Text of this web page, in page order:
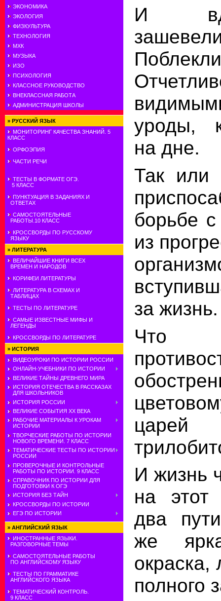
ЭКОНОМИКА
ЭКОЛОГИЯ
ФИЗКУЛЬТУРА
ТЕХНОЛОГИЯ
МХК
МУЗЫКА
ИЗО
ПСИХОЛОГИЯ
КЛАССНОЕ РУКОВОДСТВО
ВНЕКЛАССНАЯ РАБОТА
АДМИНИСТРАЦИЯ ШКОЛЫ
» РУССКИЙ ЯЗЫК
МОНИТОРИНГ КАЧЕСТВА ЗНАНИЙ. 5
КЛАСС
ОРФОЭПИЯ
ЧАСТИ РЕЧИ
ТЕСТЫ В ФОРМАТЕ ОГЭ.
5 КЛАСС
ПУНКТУАЦИЯ В ЗАДАНИЯХ И
ОТВЕТАХ
САМОСТОЯТЕЛЬНЫЕ
РАБОТЫ.10 КЛАСС
КРОССВОРДЫ ПО РУССКОМУ
ЯЗЫКУ
» ЛИТЕРАТУРА
ВЕЛИЧАЙШИЕ КНИГИ ВСЕХ
ВРЕМЕН И НАРОДОВ
КОРИФЕИ ЛИТЕРАТУРЫ
ЛИТЕРАТУРА В СХЕМАХ И
ТАБЛИЦАХ
ТЕСТЫ ПО ЛИТЕРАТУРЕ
САМЫЕ ИЗВЕСТНЫЕ МИФЫ И
ЛЕГЕНДЫ
КРОССВОРДЫ ПО ЛИТЕРАТУРЕ
» ИСТОРИЯ
ВИДЕОУРОКИ ПО ИСТОРИИ РОССИИ
ОНЛАЙН-УЧЕБНИКИ ПО ИСТОРИИ
ВЕЛИКИЕ ТАЙНЫ ДРЕВНЕГО МИРА
ИСТОРИЯ ОТЕЧЕСТВА В РАССКАЗАХ
ДЛЯ ШКОЛЬНИКОВ
ИСТОРИЯ РОССИИ
ВЕЛИКИЕ СОБЫТИЯ ХХ ВЕКА
РАБОЧИЕ МАТЕРИАЛЫ К УРОКАМ
ИСТОРИИ
ТВОРЧЕСКИЕ РАБОТЫ ПО ИСТОРИИ
НОВОГО ВРЕМЕНИ. 7 КЛАСС
ТЕМАТИЧЕСКИЕ ТЕСТЫ ПО ИСТОРИИ
РОССИИ
ПРОВЕРОЧНЫЕ И КОНТРОЛЬНЫЕ
РАБОТЫ ПО ИСТОРИИ. 9 КЛАСС
СПРАВОЧНИК ПО ИСТОРИИ ДЛЯ
ПОДГОТОВКИ К ОГЭ
ИСТОРИЯ БЕЗ ТАЙН
КРОССВОРДЫ ПО ИСТОРИИ
ЕГЭ ПО ИСТОРИИ
» АНГЛИЙСКИЙ ЯЗЫК
ИНОСТРАННЫЕ ЯЗЫКИ.
РАЗГОВОРНЫЕ ТЕМЫ
САМОСТОЯТЕЛЬНЫЕ РАБОТЫ
ПО АНГЛИЙСКОМУ ЯЗЫКУ
ТЕСТЫ ПО ГРАММАТИКЕ
АНГЛИЙСКОГО ЯЗЫКА
ТЕМАТИЧЕСКИЙ КОНТРОЛЬ.
9 КЛАСС
И
уроды,
на дне.
Так или
борьбе
из
за жизнь.
Что
царей
И жизнь
на этот
два
же
окраска,
полного